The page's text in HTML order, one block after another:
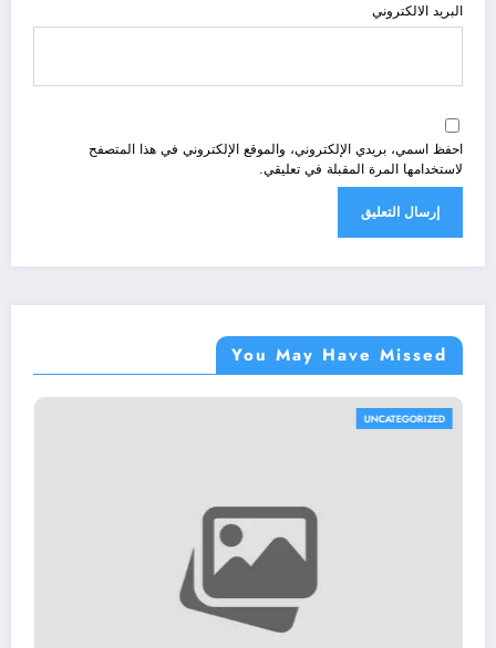
البريد الالكتروني
احفظ اسمي، بريدي الإلكتروني، والموقع الإلكتروني في هذا المتصفح
لاستخدامها المرة المقبلة في تعليقي.
You May Have Missed